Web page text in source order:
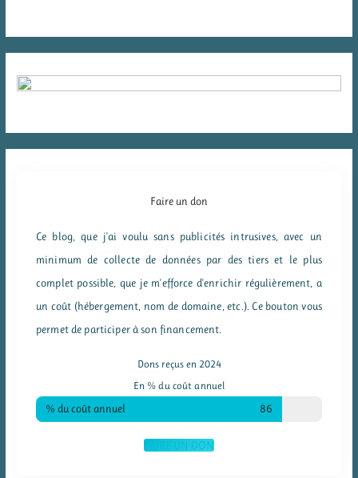
Faire un don
Ce blog, que j'ai voulu sans publicités intrusives, avec un
minimum de collecte de données par des tiers et le plus
complet possible, que je m'efforce d'enrichir régulièrement, a
un coût (hébergement, nom de domaine, etc.). Ce bouton vous
permet de participer à son financement.
Dons reçus en 2024
En % du coût annuel
% du coût annuel 86
FAIRE UN DON